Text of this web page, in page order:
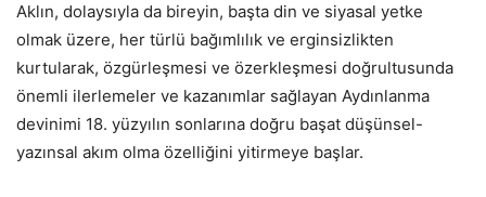
Aklın, dolaysıyla da bireyin, başta din ve siyasal yetke
olmak üzere, her türlü bağımlılık ve erginsizlikten
kurtularak, özgürleşmesi ve özerkleşmesi doğrultusunda
önemli ilerlemeler ve kazanımlar sağlayan Aydınlanma
devinimi 18. yüzyılın sonlarına doğru başat düşünsel-
yazınsal akım olma özelliğini yitirmeye başlar.